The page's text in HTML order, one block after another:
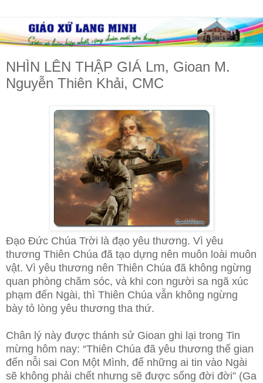
NHÌN LÊN THẬP GIÁ Lm, Gioan M.
Nguyễn Thiên Khải, CMC
Đạo Đức Chúa Trời là đạo yêu thương. Vì yêu
thương Thiên Chúa đã tạo dựng nên muôn loài muôn
vật. Vì yêu thương nên Thiên Chúa đã không ngừng
quan phòng chăm sóc, và khi con người sa ngã xúc
phạm đến Ngài, thì Thiên Chúa vẫn không ngừng
bày tỏ lòng yêu thương tha thứ.
Chân lý này được thánh sử Gioan ghi lại trong Tin
mừng hôm nay: “Thiên Chúa đã yêu thương thế gian
đến nỗi sai Con Một Mình, để những ai tin vào Ngài
sẽ không phải chết nhưng sẽ được sống đời đời” (Ga